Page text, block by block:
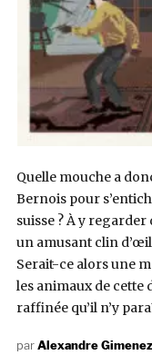
Quelle mouche a
Bernois pour
suisse ? À y
un amusant clin
Serait-ce alors une
les animaux de cette
raffinée qu’il n’y
AuteurAlexandre